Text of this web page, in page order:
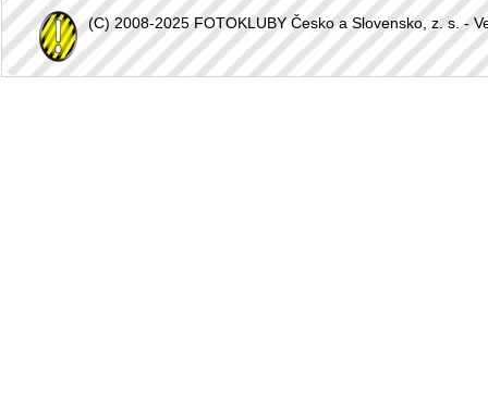
(C) 2008-2025 FOTOKLUBY Česko a Slovensko, z. s. -